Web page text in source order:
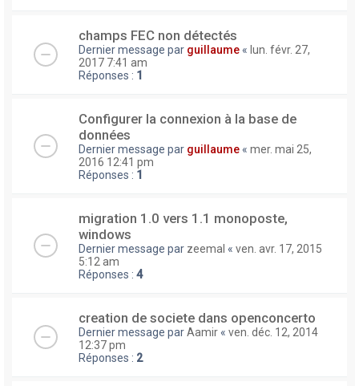
champs FEC non détectés
Dernier message par guillaume « lun. févr. 27,
2017 7:41 am
Réponses : 1
Configurer la connexion à la base de
données
Dernier message par guillaume « mer. mai 25,
2016 12:41 pm
Réponses : 1
migration 1.0 vers 1.1 monoposte,
windows
Dernier message par zeemal « ven. avr. 17, 2015
5:12 am
Réponses : 4
creation de societe dans openconcerto
Dernier message parAamir « ven. déc. 12, 2014
12:37 pm
Réponses : 2